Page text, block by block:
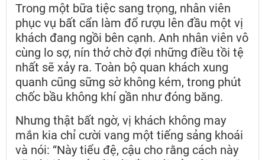
Trong một bữa tiệc sang trọng, nhân viên
phục vụ bất cẩn làm đổ rượu lên đầu một vị
khách đang ngồi bên cạnh. Anh nhân viên vô
cùng lo sợ, nín thở chờ đợi những điều tồi tệ
nhất sẽ xảy ra. Toàn bộ quan khách xung
quanh cũng sững sờ không kém, trong phút
chốc bầu không khí gần như đóng băng.
Nhưng thật bất ngờ, vị khách không may
mắn kia chỉ cười vang một tiếng sảng khoái
và nói: “Này tiểu đệ, cậu cho rằng cách này